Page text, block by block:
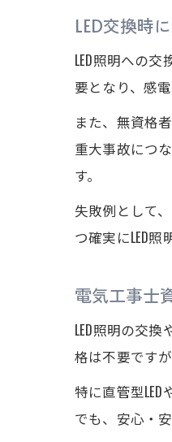
LED交換時
LED照明への
要となり、感
また、無資格
重大事故につ
す。
失敗例として
つ確実にLED
電気工事士
LED照明の交
格は不要です
特に直管型
でも、安心・